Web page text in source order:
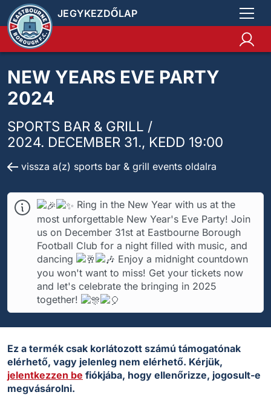
JEGYKEZDŐLAP
NEW YEARS EVE PARTY
2024
SPORTS BAR & GRILL /
2024. DECEMBER 31., KEDD 19:00
vissza a(z) sports bar & grill events oldalra
Ring in the New Year with us at the
most unforgettable New Year's Eve Party! Join
us on December 31st at Eastbourne Borough
Football Club for a night filled with music, and
dancing
Enjoy a midnight countdown
you won't want to miss! Get your tickets now
and let's celebrate the bringing in 2025
together!
Ez a termék csak korlátozott számú támogatónak
elérhető, vagy jelenleg nem elérhető. Kérjük,
jelentkezzen be fiókjába, hogy ellenőrizze, jogosult-e
megvásárolni.